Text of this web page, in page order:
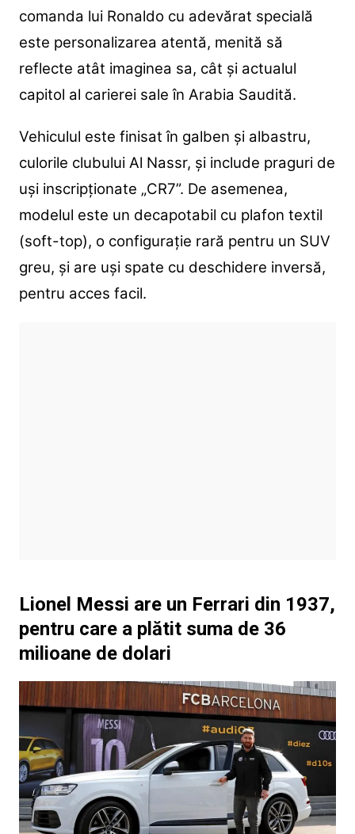
comanda lui Ronaldo cu adevărat specială
este personalizarea atentă, menită să
reflecte atât imaginea sa, cât și actualul
capitol al carierei sale în Arabia Saudită.
Vehiculul este finisat în galben și albastru,
culorile clubului Al Nassr, și include praguri de
uși inscripționate „CR7”. De asemenea,
modelul este un decapotabil cu plafon textil
(soft-top), o configurație rară pentru un SUV
greu, și are uși spate cu deschidere inversă,
pentru acces facil.
Lionel Messi are un Ferrari din 1937,
pentru care a plătit suma de 36
milioane de dolari